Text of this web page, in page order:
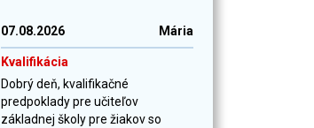
07.08.2026 Mária
Kvalifikácia
Dobrý deň, kvalifikačné
predpoklady pre učiteľov
základnej školy pre žiakov so